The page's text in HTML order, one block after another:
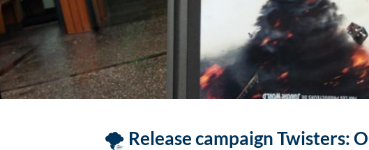
🌪️ Release campaign Twisters: